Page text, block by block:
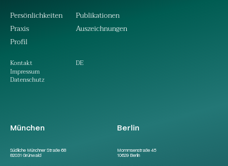
München
Südliche Münchner Straße 68
82031 Grünwald
Berlin
Mommsenstraße 45
10629 Berlin
Persönlichkeiten
Praxis
Profil
Kontakt
Impressum
Datenschutz
Publikationen
Auszeichnungen
DE